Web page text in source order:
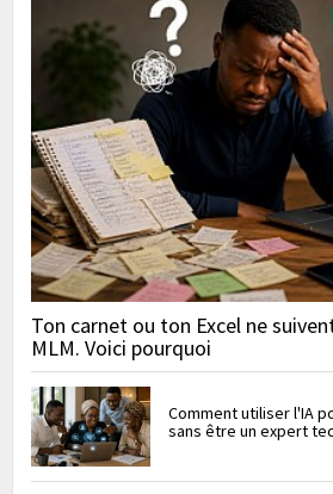
Ton carnet ou ton Excel ne
MLM. Voici pourquoi
Comment utiliser l'IA
sans être un expert